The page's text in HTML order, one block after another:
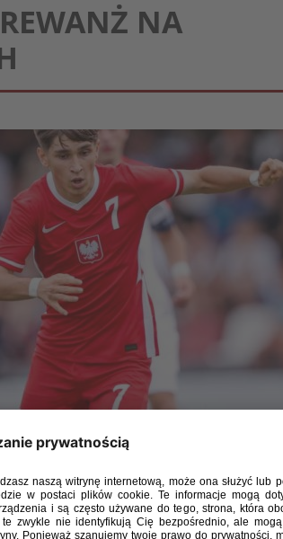
NA
towarzyskim reprezentacji U-18 Polacy
po golach Adriana Przyborka, Jakuba
selekcjonera Łukasza Sosina udał się więc